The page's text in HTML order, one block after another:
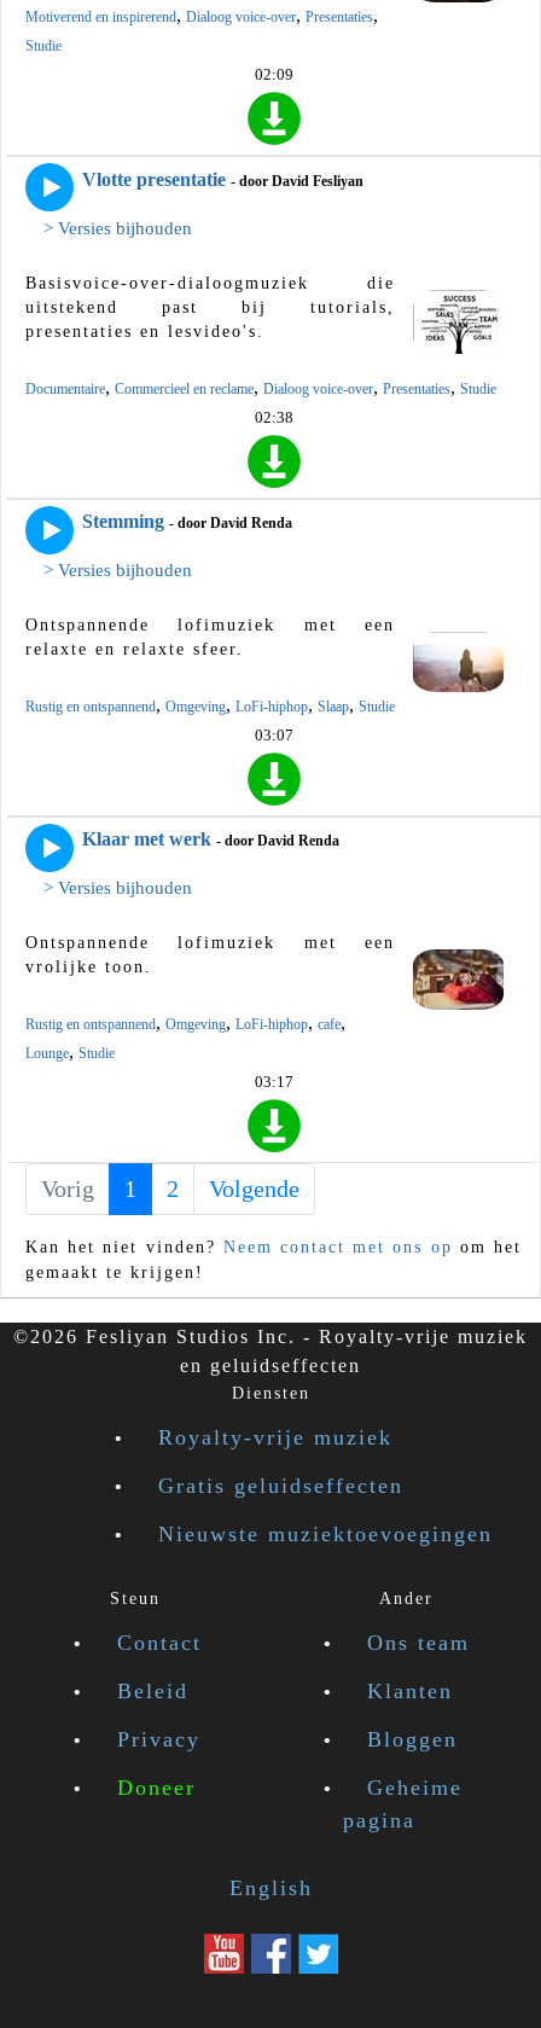
Motiverend en inspirerend, Dialoog voice-over, Presentaties,
Studie
02:09
Vlotte presentatie - door David Fesliyan
> Versies bijhouden
Basisvoice-over-dialoogmuziek die
uitstekend past bij tutorials,
presentaties en lesvideo's.
Documentaire, Commercieel en reclame, Dialoog voice-over, Presentaties, Studie
02:38
Stemming - door David Renda
> Versies bijhouden
Ontspannende lofimuziek met een
relaxte en relaxte sfeer.
Rustig en ontspannend, Omgeving, LoFi-hiphop, Slaap, Studie
03:07
Klaar met werk - door David Renda
> Versies bijhouden
Ontspannende lofimuziek met een
vrolijke toon.
Rustig en ontspannend, Omgeving, LoFi-hiphop, cafe,
Lounge, Studie
03:17
Vorig 1 (current)
2 Volgende
Kan het niet vinden? Neem contact met ons op om het
gemaakt te krijgen!
©2026 Fesliyan Studios Inc. - Royalty-vrije muziek
en geluidseffecten
Diensten
Royalty-vrije muziek
Gratis geluidseffecten
Nieuwste muziektoevoegingen
Steun
Contact
Beleid
Privacy
Doneer
Ander
Ons team
Klanten
Bloggen
Geheime
pagina
English